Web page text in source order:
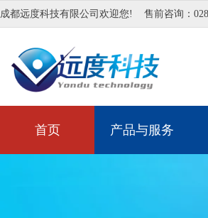
成都远度科技有限公司欢迎您! 售前咨询：
首页 产品与服务